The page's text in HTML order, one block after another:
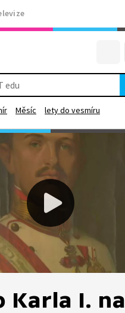
Měsíc lety do vesmíru
Karla I. na